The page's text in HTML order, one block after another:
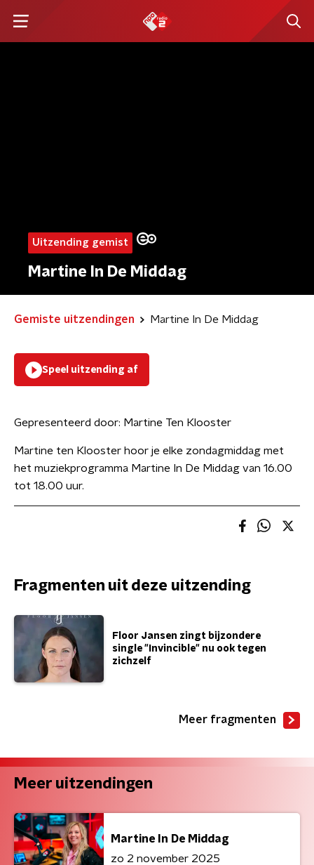
Uitzending gemist
Martine In De Middag
Gemiste uitzendingen Martine In De Middag
Speel uitzending af
Gepresenteerd door: Martine Ten Klooster
Martine ten Klooster hoor je elke zondagmiddag met
het muziekprogramma Martine In De Middag van 16.00
tot 18.00 uur.
Fragmenten uit deze uitzending
Floor Jansen zingt bijzondere
single "Invincible" nu ook tegen
zichzelf
Meer fragmenten
Meer uitzendingen
Martine In De Middag
zo 2 november 2025